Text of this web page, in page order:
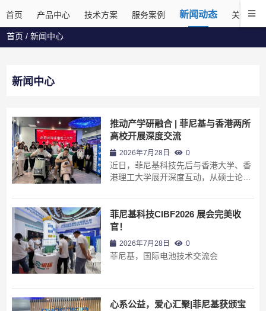
首页 产品中心 技术方案 服务案例 新闻动态 关于菲
首页 /新闻中心
新闻中心
推动产学研融合 | 菲尼基与香港两所
高校开展深度交流
2026年7月28日 0
近日，菲尼基科技先后与香港大学、香
港理工大学展开深度互动，从硕士论文
同创新，助力两轮换电行业的技术升级
与人才培养。
菲尼基科技CIBF2026 展会完美收
官！
2026年7月28日 0
菲尼基，国际电池技术交流会
心系公益，爱心汇聚|菲尼基获颁宝